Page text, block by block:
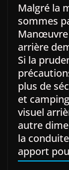
Malgré la
sommes
arrière
Si la
plus de
et
visuel
autre
la
apport